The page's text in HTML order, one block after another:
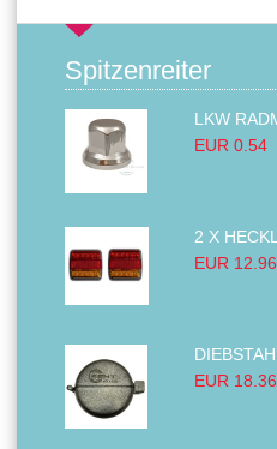
Spitzenreiter
EUR 0.54
EUR 12.96
EUR 18.36